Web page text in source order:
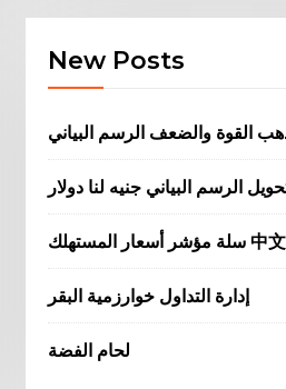
New Posts
القوة والضعف الرسم البياني
الرسم البياني جنيه لنا دولار
سلة مؤشر أسعار المستهلك 中文
إدارة التداول خوارزمية البقر
لحام الفضة